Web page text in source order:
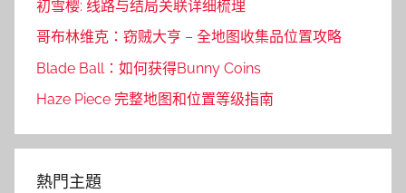
初雪樱: 线路与结局关联详细梳理
哥布林维克：窃贼大亨 – 全地图收集品位置攻略
Blade Ball：如何获得Bunny Coins
Haze Piece 完整地图和位置等级指南
熱門主題